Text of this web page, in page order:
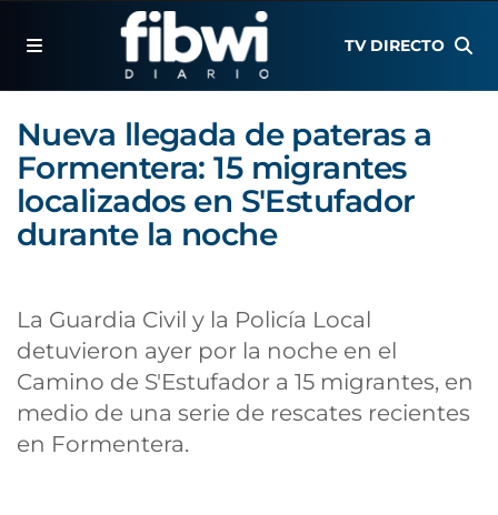
TV DIRECTO
Nueva llegada de pateras a
Formentera: 15 migrantes
localizados en S'Estufador
durante la noche
La Guardia Civil y la Policía Local
detuvieron ayer por la noche en el
Camino de S'Estufador a 15 migrantes, en
medio de una serie de rescates recientes
en Formentera.